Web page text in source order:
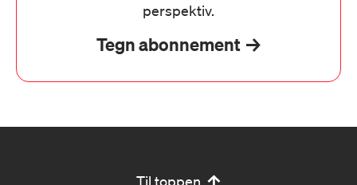
perspektiv.
Tegn abonnement
Til toppen